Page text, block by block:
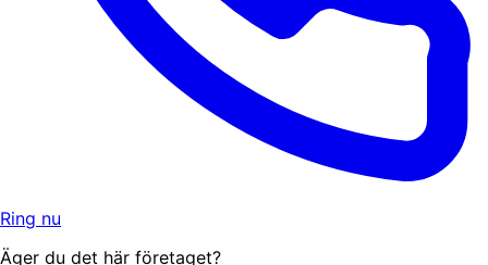
Ring nu
Äger du det här företaget?